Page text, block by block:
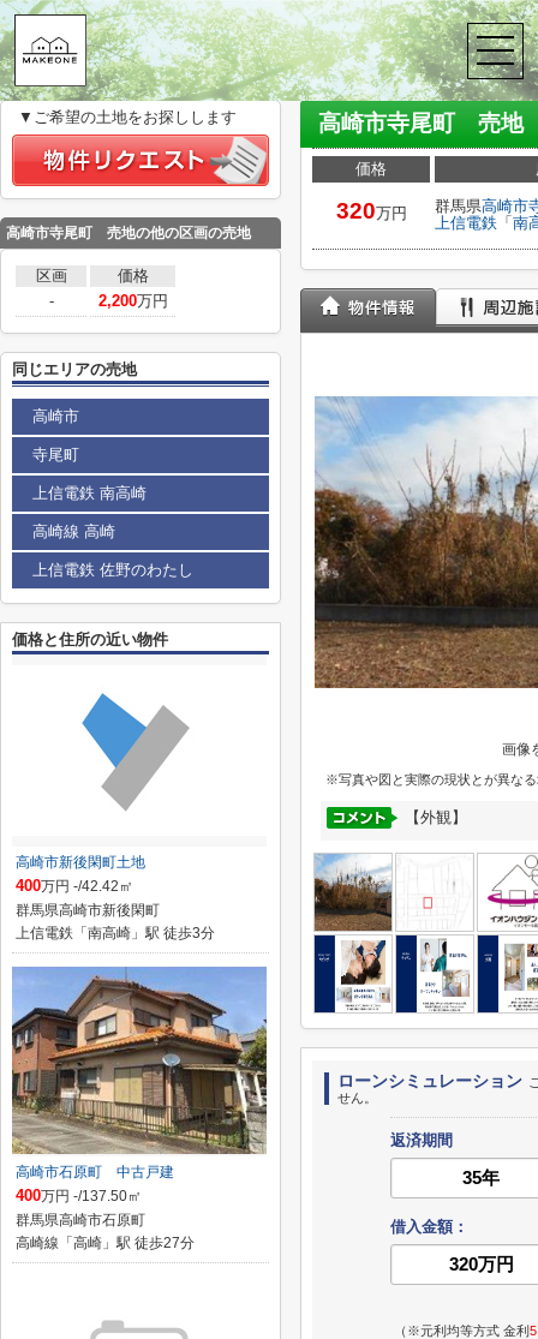
株式会社メイクワン > (土地(売買))路線・駅から探す > 上信電鉄上信電
高崎市寺尾町 売地
高崎市寺尾町 売地
価格
320万円 群馬県高崎市
上信電鉄 「 南
画像
※写真や図と実際の現状とが異な
【外観】
ローンシミュレーション
せん。
返済期間
借入金額：
（※元利均等方式 金利
▼ご希望の土地をお探しします
高崎市寺尾町 売地の他の区画の売地
区画
価格
-
2,200万円
同じエリアの売地
高崎市
寺尾町
上信電鉄 南高崎
高崎線 高崎
上信電鉄 佐野のわたし
価格と住所の近い物件
高崎市新後閑町土地
400万円 -/42.42㎡
群馬県高崎市新後閑町
上信電鉄「南高崎」駅 徒歩3分
高崎市石原町 中古戸建
400万円 -/137.50㎡
群馬県高崎市石原町
高崎線「高崎」駅 徒歩27分